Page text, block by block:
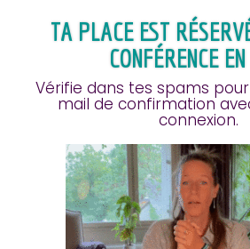
TA PLACE EST
CONFÉRENCE
Vérifie dans tes spams
mail de confirmation
connexion.